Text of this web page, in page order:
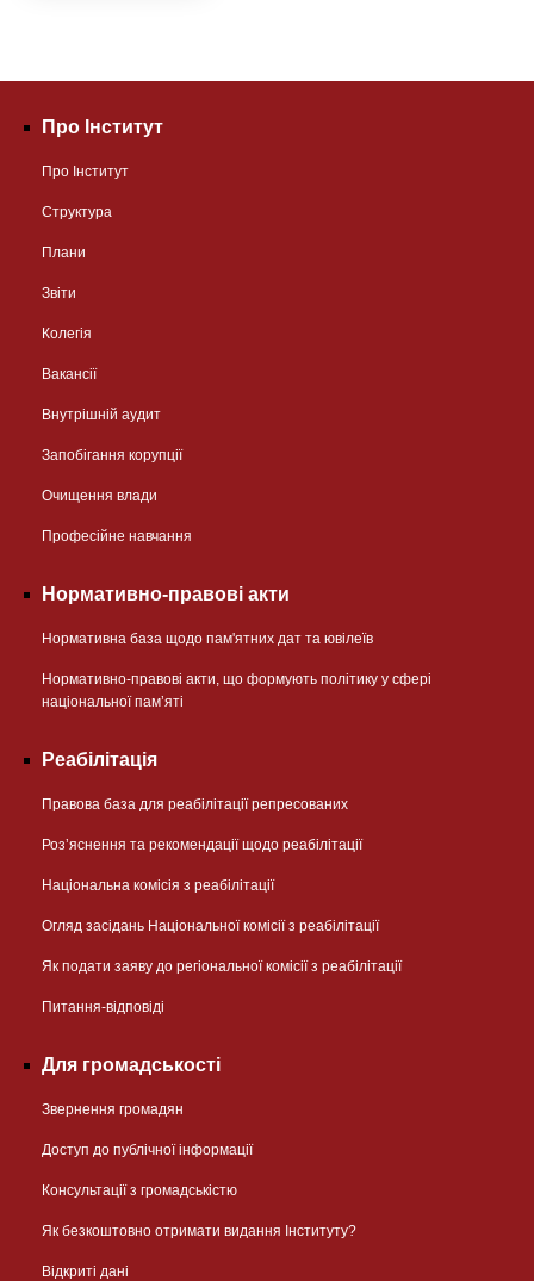
Про Інститут
Про Інститут
Структура
Плани
Звіти
Колегія
Вакансії
Внутрішній аудит
Запобігання корупції
Очищення влади
Професійне навчання
Нормативно-правові акти
Нормативна база щодо пам'ятних дат та ювілеїв
Нормативно-правові акти, що формують політику у сфері
національної памʼяті
Реабілітація
Правова база для реабілітації репресованих
Розʼяснення та рекомендації щодо реабілітації
Національна комісія з реабілітації
Огляд засідань Національної комісії з реабілітації
Як подати заяву до регіональної комісії з реабілітації
Питання-відповіді
Для громадськості
Звернення громадян
Доступ до публічної інформації
Консультації з громадськістю
Як безкоштовно отримати видання Інституту?
Відкриті дані